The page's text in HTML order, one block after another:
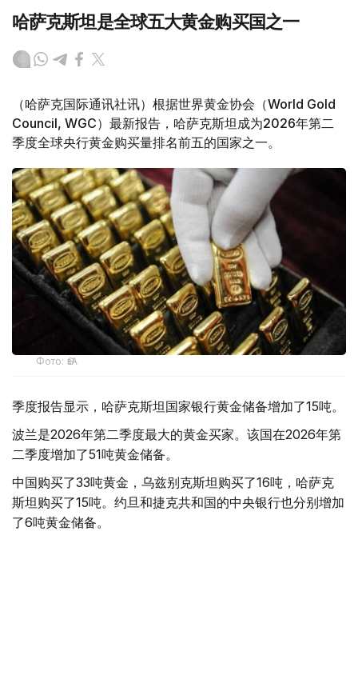
哈萨克斯坦是全球五大黄金购买国之一
（哈萨克国际通讯社讯）根据世界黄金协会（World Gold
Council, WGC）最新报告，哈萨克斯坦成为2026年第二
季度全球央行黄金购买量排名前五的国家之一。
Фото: ӨзА
季度报告显示，哈萨克斯坦国家银行黄金储备增加了15吨。
波兰是2026年第二季度最大的黄金买家。该国在2026年第
二季度增加了51吨黄金储备。
中国购买了33吨黄金，乌兹别克斯坦购买了16吨，哈萨克
斯坦购买了15吨。约旦和捷克共和国的中央银行也分别增加
了6吨黄金储备。